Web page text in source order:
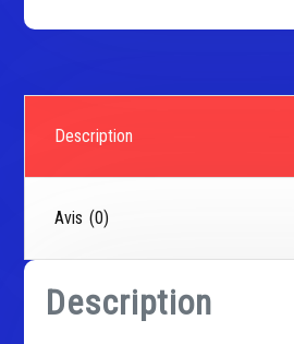
Description
Avis (0)
Description